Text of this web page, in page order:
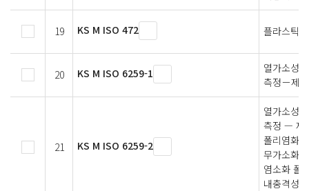
19 KS M ISO 472 플라스틱
20 KS M ISO 6259-1
열가소성
측정－제1
21 KS M ISO 6259-2
열가소성
측정 — 제
폴리염화
무가소화
염소화 폴
내충격성